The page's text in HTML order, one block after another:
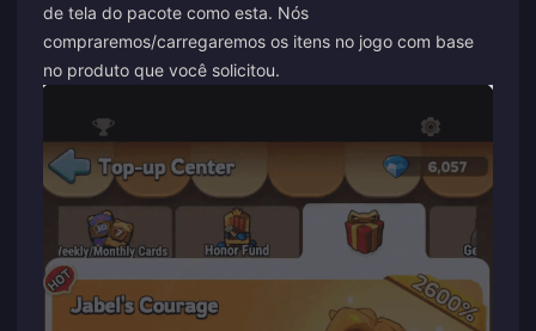
de tela do pacote como esta. Nós
compraremos/carregaremos os itens no jogo com base
no produto que você solicitou.